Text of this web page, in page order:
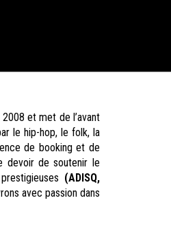
et met de l’avant
le hip-hop, le folk, la
de booking et de
devoir de soutenir le
(ADISQ,
avec passion dans